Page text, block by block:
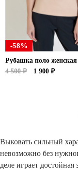
-58%
Рубашка поло женская
4 500 ₽
1 900 ₽
Выковать сильный
невозможно без
деле играет